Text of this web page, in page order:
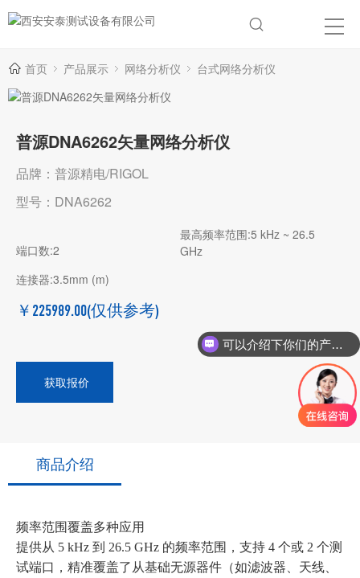
首页 产品展示 网络分析仪 台式网络分析仪
普源DNA6262矢量网络分析仪
品牌：普源精电/RIGOL
型号：DNA6262
端口数:2
最高频率范围:5 kHz ~ 26.5
GHz
连接器:3.5mm (m)
￥225989.00(仅供参考)
获取报价
商品介绍
频率范围覆盖多种应用
提供从 5 kHz 到 26.5 GHz 的频率范围，支持 4 个或 2 个测
试端口，精准覆盖了从基础无源器件（如滤波器、天线、
可以介绍下你们的产品么？